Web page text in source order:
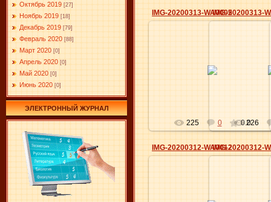
Октябрь 2019 [27]
Ноябрь 2019 [18]
Декабрь 2019 [79]
Февраль 2020 [88]
Март 2020 [0]
Апрель 2020 [0]
Май 2020 [0]
Июнь 2020 [0]
ЭЛЕКТРОННЫЙ ЖУРНАЛ
IMG-20200313-WA0005
225 0 0.0
IMG-20200313-
226
IMG-20200312-WA0012IMG-20200312-